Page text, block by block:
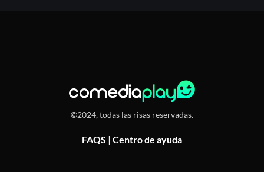
©2024, todas las risas reservadas.
FAQS | Centro de ayuda